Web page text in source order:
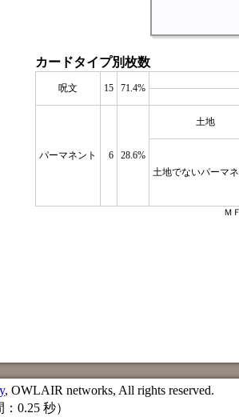
カードタイプ別枚数
呪文 15 71.4%
パーマネント 6 28.6%
土地
土地でないパーマネ
Ｍ
, OWLAIR networks, All rights reserved.
0.25 秒）